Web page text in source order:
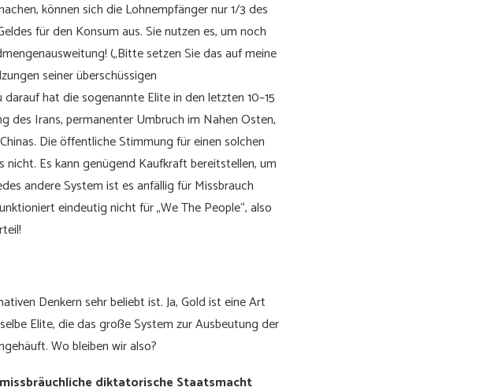
können sich die Lohnempfänger nur 1/3 des
für den Konsum aus. Sie nutzen es, um noch
(„Bitte setzen Sie das auf meine
seiner überschüssigen
hat die sogenannte Elite in den letzten 10–15
des Irans, permanenter Umbruch im Nahen Osten,
Die öffentliche Stimmung für einen solchen
Es kann genügend Kaufkraft bereitstellen, um
andere System ist es anfällig für Missbrauch
eindeutig nicht für „We The People“, also
Denkern sehr beliebt ist. Ja, Gold ist eine Art
Elite, die das große System zur Ausbeutung der
Wo bleiben wir also?
diktatorische Staatsmacht